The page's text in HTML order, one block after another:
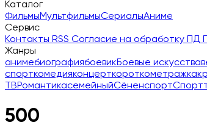
Каталог
ФильмыМультфильмыСериалыАниме
Сервис
Контакты RSS Согласие на обработку ПД
Жанры
анимебиографиябоевикБоевые искусства
спорткомедияконцерткороткометражка
ТВРомантикасемейныйСёненспортСпорт
500